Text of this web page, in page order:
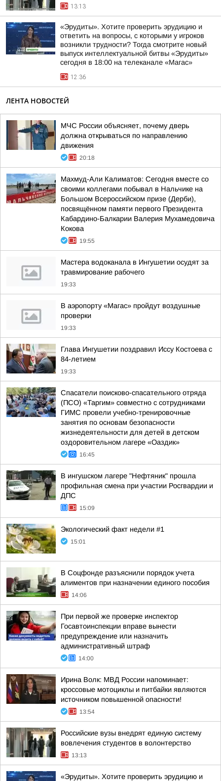
13:13
«Эрудиты». Хотите проверить эрудицию и
ответить на вопросы, с которыми у игроков
возникли трудности? Тогда смотрите новый
выпуск интеллектуальной битвы «Эрудиты»
сегодня в 18:00 на телеканале «Магас»
12:36
ЛЕНТА НОВОСТЕЙ
МЧС России объясняет, почему дверь
должна открываться по направлению
движения
20:18
Махмуд-Али Калиматов: Сегодня вместе со
своими коллегами побывал в Нальчике на
Большом Всероссийском призе (Дерби),
посвящённом памяти первого Президента
Кабардино-Балкарии Валерия Мухамедовича
Кокова
19:55
Мастера водоканала в Ингушетии осудят за
травмирование рабочего
19:33
В аэропорту «Магас» пройдут воздушные
проверки
19:33
Глава Ингушетии поздравил Иссу Костоева с
84-летием
19:33
Спасатели поисково-спасательного отряда
(ПСО) «Таргим» совместно с сотрудниками
ГИМС провели учебно-тренировочные
занятия по основам безопасности
жизнедеятельности для детей в детском
оздоровительном лагере «Оаздик»
16:45
В ингушском лагере "Нефтяник" прошла
профильная смена при участии Росгвардии и
ДПС
15:09
Экологический факт недели #1
15:01
В Соцфонде разъяснили порядок учета
алиментов при назначении единого пособия
14:06
При первой же проверке инспектор
Госавтоинспекции вправе вынести
предупреждение или назначить
административный штраф
14:00
Ирина Волк: МВД России напоминает:
кроссовые мотоциклы и питбайки являются
источником повышенной опасности!
13:54
Российские вузы внедрят единую систему
вовлечения студентов в волонтерство
13:13
«Эрудиты». Хотите проверить эрудицию и